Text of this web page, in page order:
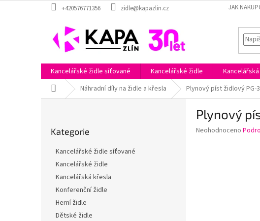
na
+420576771356 zidle@kapazlin.cz JAK
Kancelářské židle síťované Kancelářské židle
Domů Náhradní díly na židle a křesla Plynový píst židlový PG-
kategorie
Kategorie
Kancelářské židle síťované
Kancelářské židle
Kancelářská křesla
Konferenční židle
Herní židle
Dětské židle
Plynový
Průměrné
Neohodnoceno